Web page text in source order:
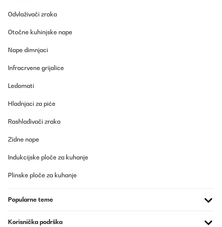
Odvlaživači zraka
Otočne kuhinjske nape
Nape dimnjaci
Infracrvene grijalice
Ledomati
Hladnjaci za piće
Rashlađivači zraka
Zidne nape
Indukcijske ploče za kuhanje
Plinske ploče za kuhanje
Popularne teme
Korisnička podrška